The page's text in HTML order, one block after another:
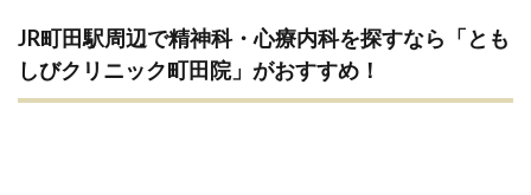
JR町田駅周辺で精神科・心療内科を探すなら「とも
しびクリニック町田院」がおすすめ！